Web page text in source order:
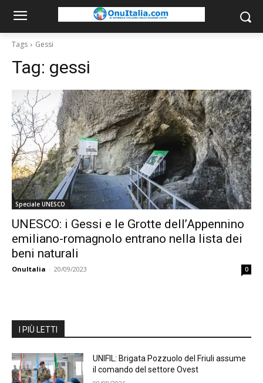
Tags Gessi
Tag: gessi
Speciale UNESCO
UNESCO: i Gessi e le Grotte dell’Appennino
emiliano-romagnolo entrano nella lista dei
beni naturali
OnuItalia - 20/09/2023 0
I PIÙ LETTI
UNIFIL: Brigata Pozzuolo del Friuli assume
il comando del settore Ovest